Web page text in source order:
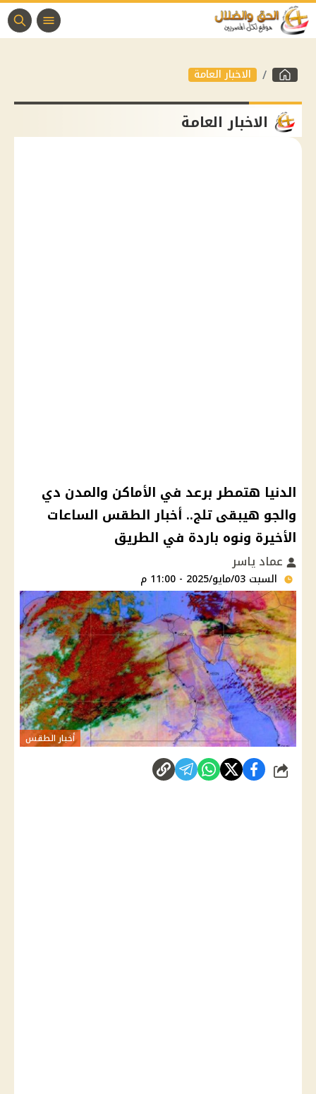
الاخبار العامة
الاخبار العامة
الدنيا هتمطر برعد في الأماكن والمدن دي
والجو هيبقى تلج.. أخبار الطقس الساعات
الأخيرة ونوه باردة في الطريق
عماد ياسر
السبت 03/مايو/2025 - 11:00 م
أخبار الطقس
شارك